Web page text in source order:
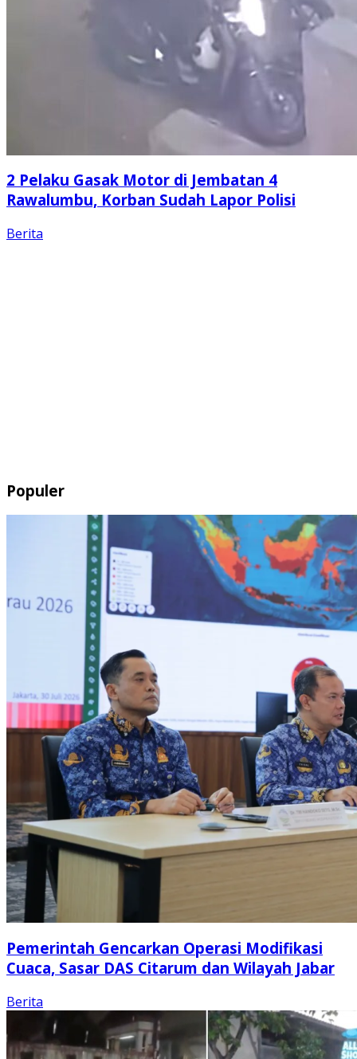
2 Pelaku Gasak Motor di Jembatan 4
Rawalumbu, Korban Sudah Lapor Polisi
Berita
Populer
Pemerintah Gencarkan Operasi Modifikasi
Cuaca, Sasar DAS Citarum dan Wilayah Jabar
Berita